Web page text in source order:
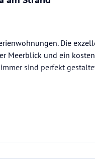
Die
Meerblick und ein
sind perfekt
des Anbieters